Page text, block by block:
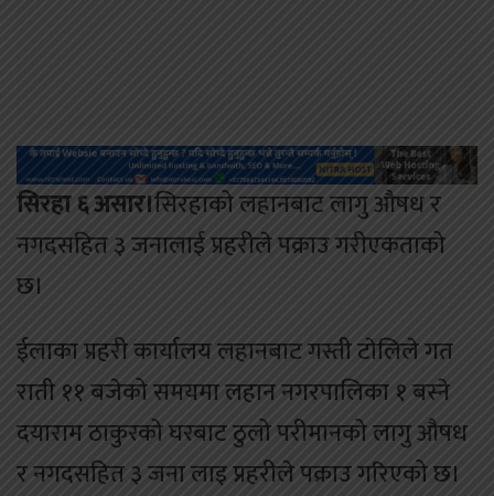
सिरहा ६ असार।सिरहाको लहानबाट लागु औषध र
नगदसहित ३ जनालाई प्रहरीले पक्राउ गरीएकताको
छ।
ईलाका प्रहरी कार्यालय लहानबाट गस्ती टाेलिले गत
राती ११ बजेको समयमा लहान नगरपालिका १ बस्ने
दयाराम ठाकुरको घरबाट ठुलो परीमानको लागु औषध
र नगदसहित ३ जना लाइ प्रहरीले पक्राउ गरिएको छ।